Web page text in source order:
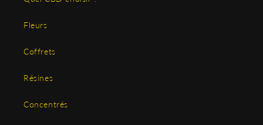
Fleurs
Coffrets
Résines
Concentrés